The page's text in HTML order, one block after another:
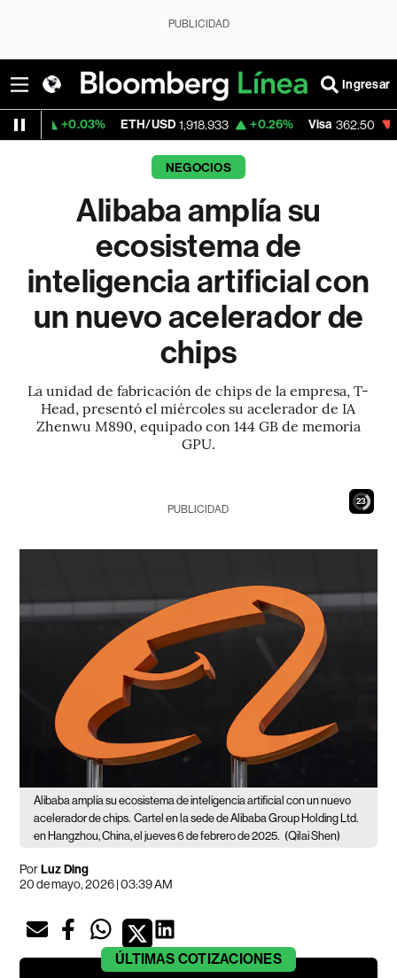
PUBLICIDAD
Ingresar
ETH/USD 1,918.933 +0.26% Visa 362.50 -2.15%
NEGOCIOS
Alibaba amplía su
ecosistema de
inteligencia artificial con
un nuevo acelerador de
chips
La unidad de fabricación de chips de la empresa, T-
Head, presentó el miércoles su acelerador de IA
Zhenwu M890, equipado con 144 GB de memoria
GPU.
22
PUBLICIDAD
Alibaba amplía su ecosistema de inteligencia artificial con un nuevo
acelerador de chips. Cartel en la sede de Alibaba Group Holding Ltd.
en Hangzhou, China, el jueves 6 de febrero de 2025. (Qilai Shen)
PorLuz Ding
20 de mayo, 2026 | 03:39 AM
ÚLTIMAS COTIZACIONES